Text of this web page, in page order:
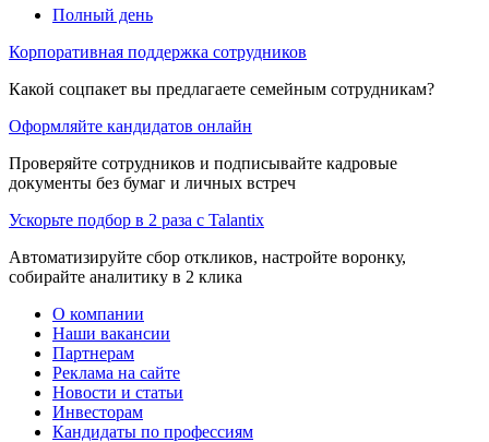
Полный день
Корпоративная поддержка сотрудников
Какой соцпакет вы предлагаете семейным сотрудникам?
Оформляйте кандидатов онлайн
Проверяйте сотрудников и подписывайте кадровые
документы без бумаг и личных встреч
Ускорьте подбор в 2 раза с Talantix
Автоматизируйте сбор откликов, настройте воронку,
собирайте аналитику в 2 клика
О компании
Наши вакансии
Партнерам
Реклама на сайте
Новости и статьи
Инвесторам
Кандидаты по профессиям